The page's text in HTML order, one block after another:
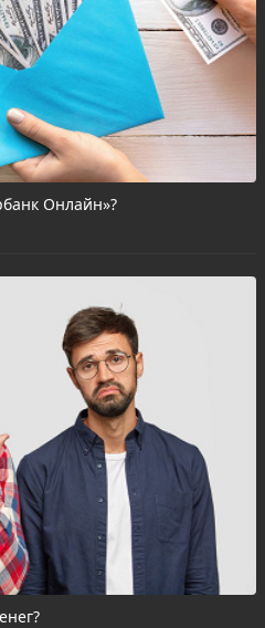
Онлайн»?